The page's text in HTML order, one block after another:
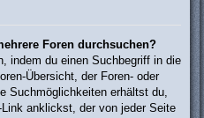
Foren durchsuchen?
indem du einen Suchbegriff in die
Übersicht, der Foren- oder
Suchmöglichkeiten erhältst du,
Link anklickst, der von jeder Seite